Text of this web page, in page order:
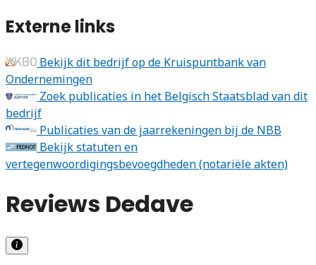
Externe links
Bekijk dit bedrijf op de Kruispuntbank van
Ondernemingen
Zoek publicaties in het Belgisch Staatsblad van dit
bedrijf
Publicaties van de jaarrekeningen bij de NBB
Bekijk statuten en
vertegenwoordigingsbevoegdheden (notariële akten)
Reviews Dedave